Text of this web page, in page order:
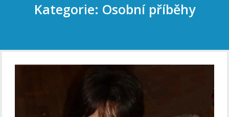
Kategorie: Osobní příběhy